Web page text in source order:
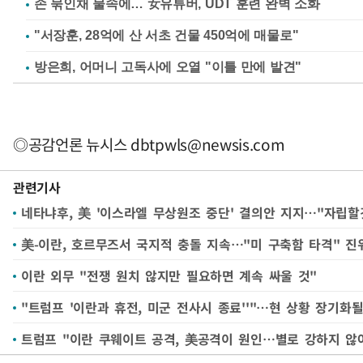
손 묶인채 물속에… 女유튜버, UDT 훈련 완벽 소화
"서장훈, 28억에 산 서초 건물 450억에 매물로"
방은희, 어머니 고독사에 오열 "이틀 만에 발견"
◎공감언론 뉴시스dbtpwls@newsis.com
관련기사
네타냐후, 美 '이스라엘 무상원조 중단' 결의안 지지…"자립
美-이란, 호르무즈서 국지적 충돌 지속…"미 구축함 타격" 진
이란 외무 "전쟁 원치 않지만 필요하면 계속 싸울 것"
"트럼프 '이란과 휴전, 미군 전사시 종료''"…현 상황 장기화
트럼프 "이란 쿠웨이트 공격, 美공격이 원인…별로 강하지 않